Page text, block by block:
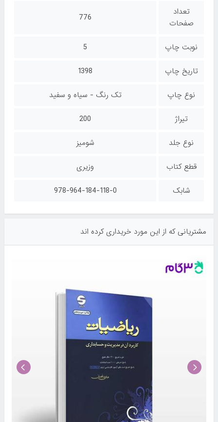
تعداد
صفحات
776
نوبت چاپ 5
تاریخ چاپ 1398
نوع چاپ تک رنگ - سیاه و سفید
تیراژ 200
نوع جلد شومیز
قطع کتاب وزیری
شابک 978-964-184-118-0
مشتریانی که از این مورد خریداری کرده اند